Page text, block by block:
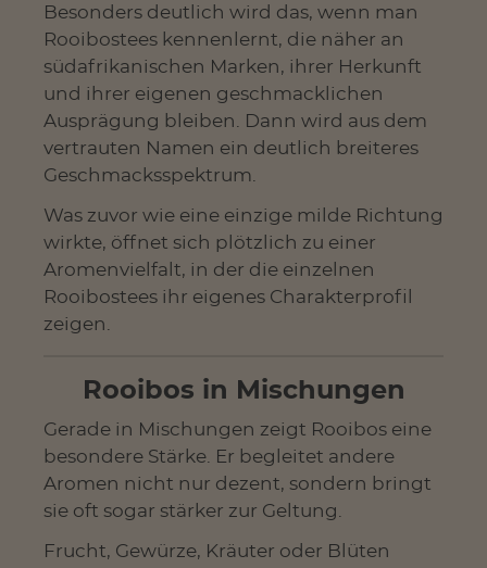
Besonders deutlich wird das, wenn man
Rooibostees kennenlernt, die näher an
südafrikanischen Marken, ihrer Herkunft
und ihrer eigenen geschmacklichen
Ausprägung bleiben. Dann wird aus dem
vertrauten Namen ein deutlich breiteres
Geschmacksspektrum.
Was zuvor wie eine einzige milde Richtung
wirkte, öffnet sich plötzlich zu einer
Aromenvielfalt, in der die einzelnen
Rooibostees ihr eigenes Charakterprofil
zeigen.
Rooibos in Mischungen
Gerade in Mischungen zeigt Rooibos eine
besondere Stärke. Er begleitet andere
Aromen nicht nur dezent, sondern bringt
sie oft sogar stärker zur Geltung.
Frucht, Gewürze, Kräuter oder Blüten